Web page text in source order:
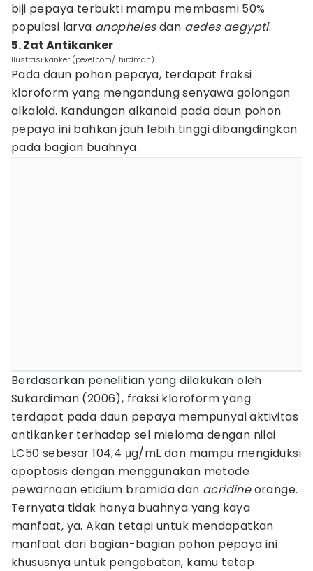
biji pepaya terbukti mampu membasmi 50%
populasi larva anophelesdan aedes aegypti.
5. Zat Antikanker
Ilustrasi kanker (pexel.com/Thirdman)
Pada daun pohon pepaya, terdapat fraksi
kloroform yang mengandung senyawa golongan
alkaloid. Kandungan alkanoid pada daun pohon
pepaya ini bahkan jauh lebih tinggi dibangdingkan
pada bagian buahnya.
Berdasarkan penelitian yang dilakukan oleh
Sukardiman (2006), fraksi kloroform yang
terdapat pada daun pepaya mempunyai aktivitas
antikanker terhadap sel mieloma dengan nilai
LC50 sebesar 104,4 μg/mL dan mampu mengiduksi
apoptosis dengan menggunakan metode
pewarnaan etidium bromida dan acridineorange.
Ternyata tidak hanya buahnya yang kaya
manfaat, ya. Akan tetapi untuk mendapatkan
manfaat dari bagian-bagian pohon pepaya ini
khususnya untuk pengobatan, kamu tetap